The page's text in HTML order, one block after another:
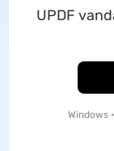
UPDF
Windows